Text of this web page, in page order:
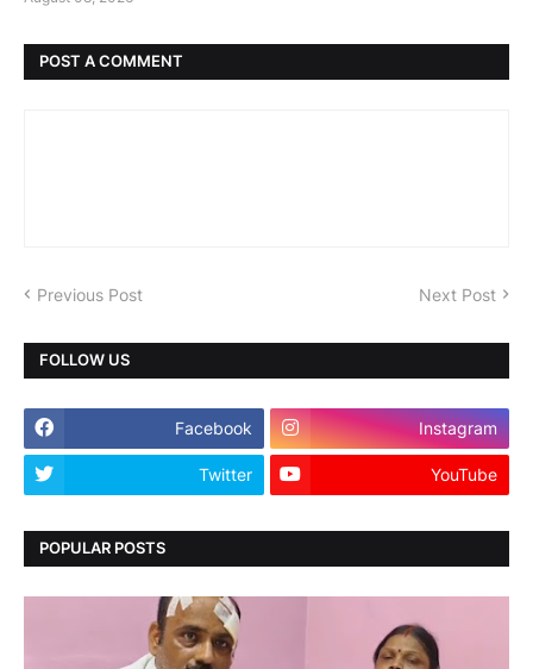
POST A COMMENT
Previous Post Next Post
FOLLOW US
Facebook Instagram
Twitter YouTube
POPULAR POSTS